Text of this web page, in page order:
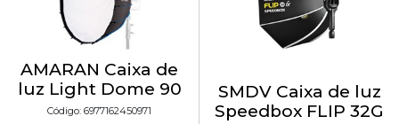
AMARAN Caixa de
luz Light Dome 90
Código: 6977162450971
SMDV Caixa de luz
Speedbox FLIP 32G